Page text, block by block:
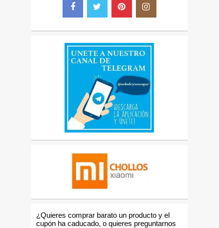
¿Quieres comprar barato un producto y el
cupón ha caducado, o quieres preguntarnos